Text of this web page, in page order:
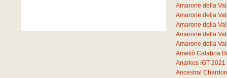
Amarone della
Amarone della
Amarone della
Amarone della
Amarone della
Ameliò Calabria
Anarkos IGT 2021
Ancestral